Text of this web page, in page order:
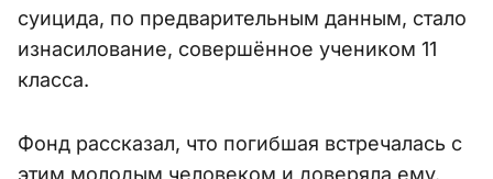
суицида, по предварительным данным, стало
изнасилование, совершённое учеником 11
класса.
Фонд рассказал, что погибшая встречалась с
этим молодым человеком и доверяла ему.